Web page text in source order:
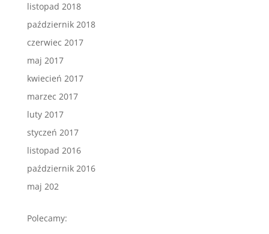
listopad 2018
październik 2018
czerwiec 2017
maj 2017
kwiecień 2017
marzec 2017
luty 2017
styczeń 2017
listopad 2016
październik 2016
maj 202
Polecamy: